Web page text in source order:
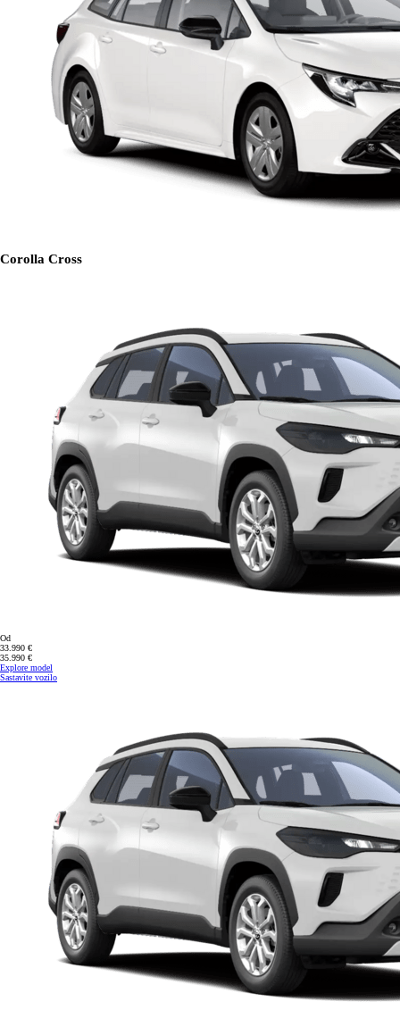
Corolla Cross
Od
33.990 €
35.990 €
Explore model
Sastavite vozilo